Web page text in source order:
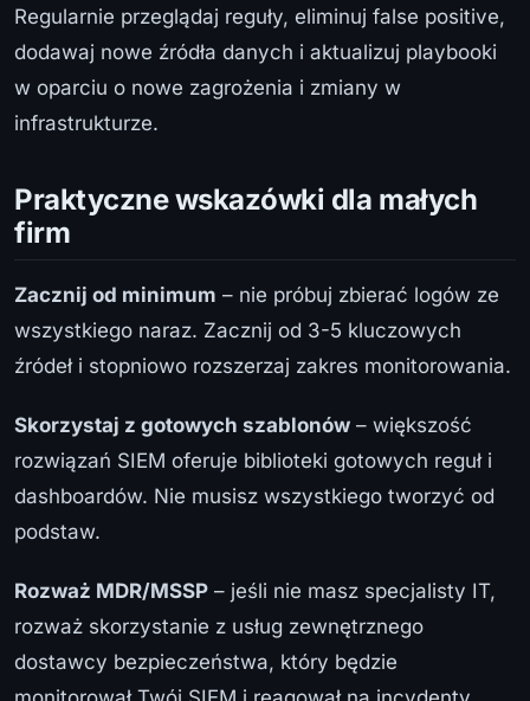
Regularnie przeglądaj reguły, eliminuj false positive,
dodawaj nowe źródła danych i aktualizuj playbooki
w oparciu o nowe zagrożenia i zmiany w
infrastrukturze.
Praktyczne wskazówki dla małych
firm
Zacznij od minimum – nie próbuj zbierać logów ze
wszystkiego naraz. Zacznij od 3-5 kluczowych
źródeł i stopniowo rozszerzaj zakres monitorowania.
Skorzystaj z gotowych szablonów – większość
rozwiązań SIEM oferuje biblioteki gotowych reguł i
dashboardów. Nie musisz wszystkiego tworzyć od
podstaw.
Rozważ MDR/MSSP – jeśli nie masz specjalisty IT,
rozważ skorzystanie z usług zewnętrznego
dostawcy bezpieczeństwa, który będzie